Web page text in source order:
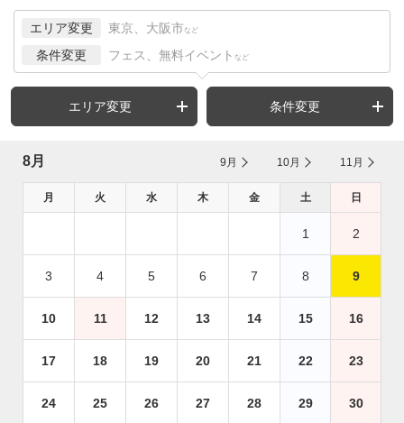
エリア変更 東京、大阪市 など
条件変更 フェス、無料イベント など
エリア変更 条件変更
8月 9月 10月 11月
月 火 水 木 金 土 日
1 2
3 4 5 6 7 8 9
10 11 12 13 14 15 16
17 18 19 20 21 22 23
24 25 26 27 28 29 30